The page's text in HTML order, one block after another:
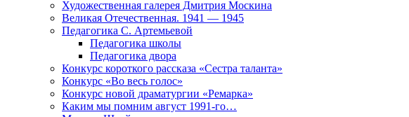
Художественная галерея Дмитрия Москина
Великая Отечественная. 1941 — 1945
Педагогика С. Артемьевой
Педагогика школы
Педагогика двора
Конкурс короткого рассказа «Сестра таланта»
Конкурс «Во весь голос»
Конкурс новой драматургии «Ремарка»
Каким мы помним август 1991-го…